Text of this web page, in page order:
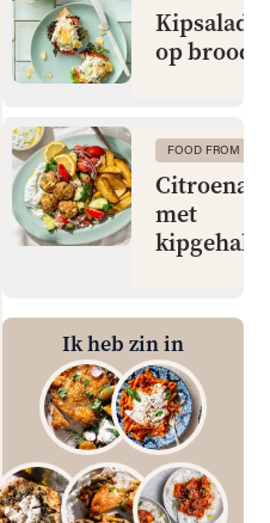
Kipsalade
op brood
FOOD FROM
met
Ik heb zin in